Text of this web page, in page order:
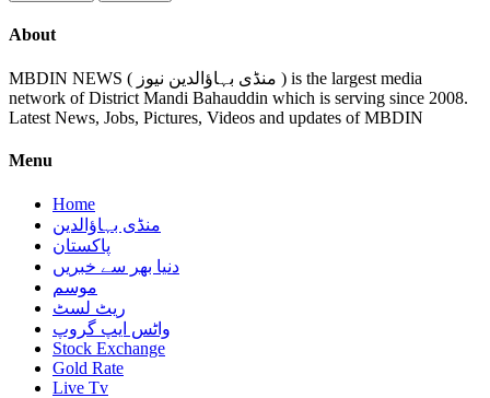
About
MBDIN NEWS ( منڈی بہاؤالدین نیوز ) is the largest media
network of District Mandi Bahauddin which is serving since 2008.
Latest News, Jobs, Pictures, Videos and updates of MBDIN
Menu
Home
منڈی بہاؤالدین
پاکستان
دنیا بھر سے خبریں
موسم
ریٹ لسٹ
واٹس ایپ گروپ
Stock Exchange
Gold Rate
Live Tv